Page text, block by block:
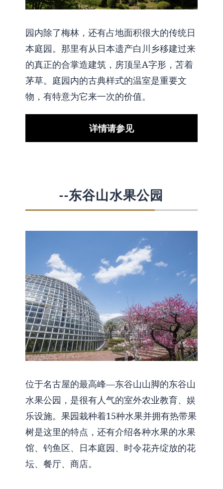
园内除了梅林，还有占地面积很大的传统日
本庭园。那里有从日本遗产白川乡移建过来
的真正的合掌造建筑，房顶呈A字形，苫着
茅草。庭园内的古典样式的温室是重要文
物，有特意为它来一次的价值。
详情请参见
--东谷山水果公园
位于名古屋的最高峰—东谷山山脚的东谷山
水果公园，是很有人气的室外农业教育、娱
乐设施。果园栽种着15种水果并拥有热带果
树是这里的特点，还有介绍各种水果的水果
馆、钓鱼区、日本庭园、时令花卉绽放的花
坛、餐厅、商店。